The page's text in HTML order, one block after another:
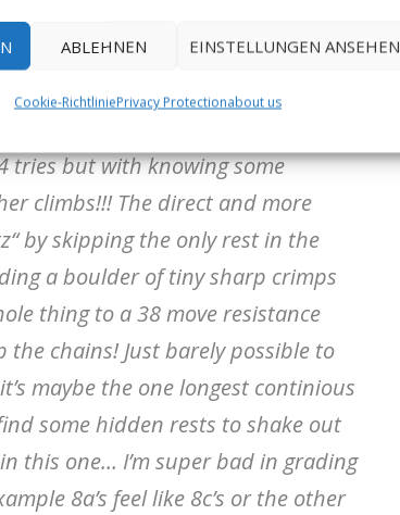
ABLEHNEN EINSTELLUNGEN ANSEHEN
Cookie-RichtliniePrivacy Protectionabout us
cose sending your project…
the chains of this old forgotten
tried it again for about 10
tries but with knowing some
climbs!!! The direct and more
by skipping the only rest in the
a boulder of tiny sharp crimps
thing to a 38 move resistance
chains! Just barely possible to
maybe the one longest continious
some hidden rests to shake out
this one… I’m super bad in grading
8a’s feel like 8c’s or the other